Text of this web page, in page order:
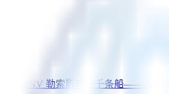
盘
，到 DNV 勒索影响上千条船——几起